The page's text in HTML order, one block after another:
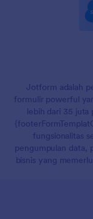
Jotform adalah
formulir powerful
lebih dari 35 juta
fungsionalitas
pengumpulan data,
bisnis yang